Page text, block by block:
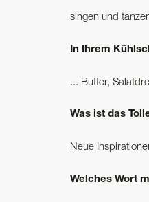
singen und
In Ihrem
... Butter,
Was ist das
Neue
Welches Wort